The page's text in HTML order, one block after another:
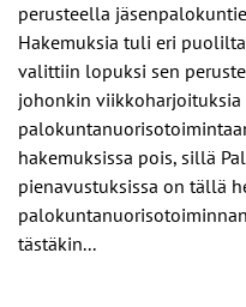
perusteella
Hakemuksia tuli eri
valittiin lopuksi sen
johonkin viikkoharjoituksia
hakemuksissa pois, sillä
pienavustuksissa on tällä
tästäkin...